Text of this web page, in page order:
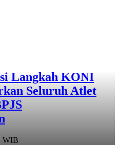
Langkah KONI
Seluruh Atlet
WIB